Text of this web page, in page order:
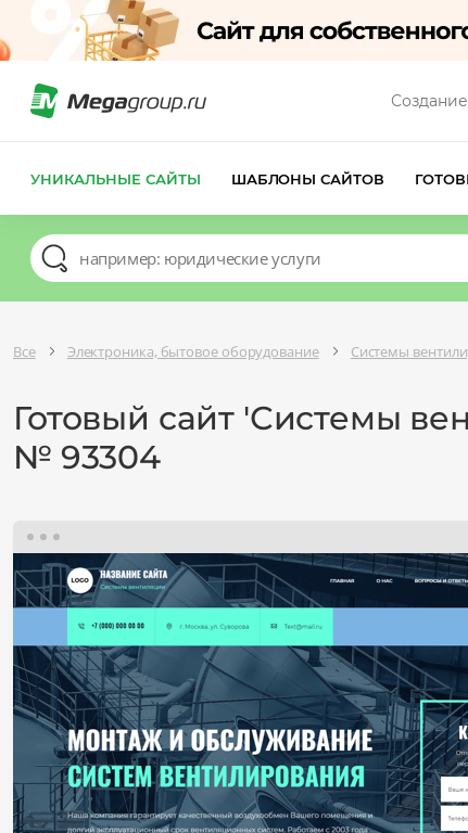
УНИКАЛЬНЫЕ САЙТЫ ШАБЛОНЫ САЙТОВ
Все Электроника, бытовое оборудование Системы
Готовый сайт 'Системы
№ 93304